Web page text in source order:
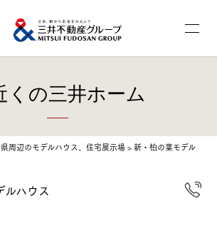
くの三井ホーム
周辺のモデルハウス、住宅展示場>新・柏の葉モデル
ルハウス